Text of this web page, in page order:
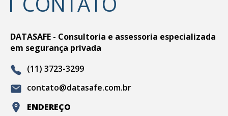
DATASAFE - Consultoria e assessoria especializada
em segurança privada
(11) 3723-3299
contato@datasafe.com.br
ENDEREÇO